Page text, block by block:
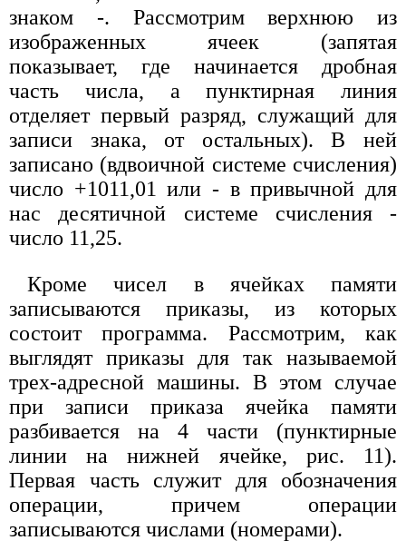
знаком -. Рассмотрим верхнюю из
изображенных ячеек (запятая
показывает, где начинается дробная
часть числа, а пунктирная линия
отделяет первый разряд, служащий для
записи знака, от остальных). В ней
записано (вдвоичной системе счисления)
число +1011,01 или - в привычной для
нас десятичной системе счисления -
число 11,25.
Кроме чисел в ячейках памяти
записываются приказы, из которых
состоит программа. Рассмотрим, как
выглядят приказы для так называемой
трех-адресной машины. В этом случае
при записи приказа ячейка памяти
разбивается на 4 части (пунктирные
линии на нижней ячейке, рис. 11).
Первая часть служит для обозначения
операции, причем операции
записываются числами (номерами).